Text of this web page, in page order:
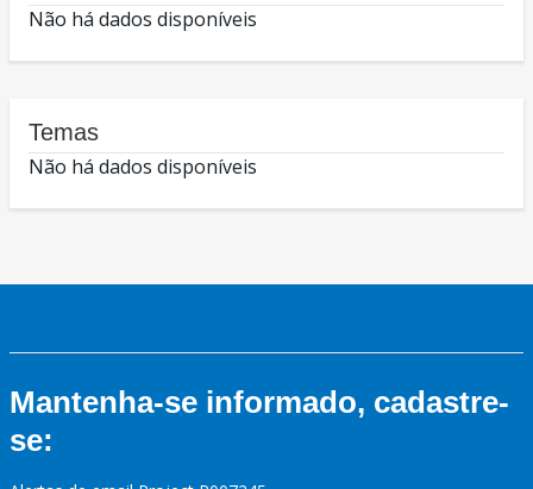
Não há dados disponíveis
Temas
Não há dados disponíveis
Mantenha-se informado, cadastre-
se: